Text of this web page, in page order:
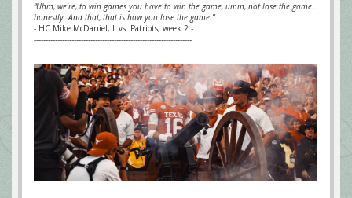
“Uhm, we’re, to win games you have to win the game, umm, not lose the game…
honestly. And that, that is how you lose the game.”
- HC Mike McDaniel, L vs. Patriots, week 2 -
-------------------------------------------------------------------